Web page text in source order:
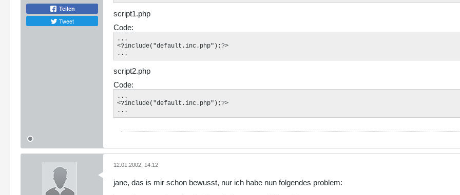
Teilen
Tweet
script1.php
Code:
...
<?include("default.inc.php");?>
...
script2.php
Code:
...
<?include("default.inc.php");?>
...
12.01.2002, 14:12
jane, das is mir schon bewusst, nur ich habe nun folgendes problem: